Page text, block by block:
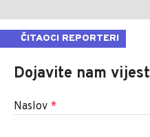
ČITAOCI REPORTERI
Dojavite nam vijest
Naslov *